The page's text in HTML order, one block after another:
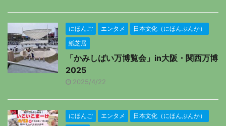
にほんご エンタメ
日本文化（にほんぶんか）
紙芝居
「かみしばい万博覧会」in大阪・関西万博
2025
2025/4/22
にほんご エンタメ
日本文化（にほんぶんか）